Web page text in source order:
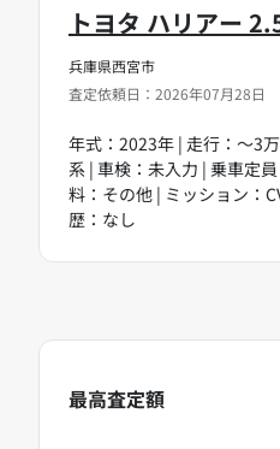
兵庫県西宮市
査定依頼日：2026年07月28日
トヨタ ハリアー
年式：2023年 | 走行：～3
系 | 車検：未入力 | 乗車定
料：その他 | ミッション：
歴：なし
最高査定額